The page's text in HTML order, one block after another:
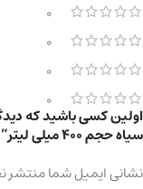
0
0
0
0
اولین کسی باشید که
سیاه حجم ۴۰۰ میلی لیتر”
نشانی ایمیل شما منتشر